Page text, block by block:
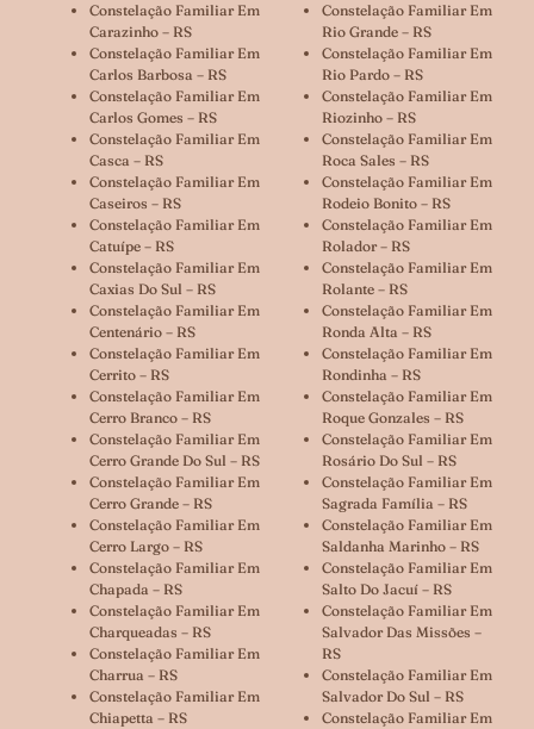
Constelação Familiar Em
Carazinho – RS
Constelação Familiar Em
Carlos Barbosa – RS
Constelação Familiar Em
Carlos Gomes – RS
Constelação Familiar Em
Casca – RS
Constelação Familiar Em
Caseiros – RS
Constelação Familiar Em
Catuípe – RS
Constelação Familiar Em
Caxias Do Sul – RS
Constelação Familiar Em
Centenário – RS
Constelação Familiar Em
Cerrito – RS
Constelação Familiar Em
Cerro Branco – RS
Constelação Familiar Em
Cerro Grande Do Sul – RS
Constelação Familiar Em
Cerro Grande – RS
Constelação Familiar Em
Cerro Largo – RS
Constelação Familiar Em
Chapada – RS
Constelação Familiar Em
Charqueadas – RS
Constelação Familiar Em
Charrua – RS
Constelação Familiar Em
Chiapetta – RS
Constelação Familiar Em
Rio Grande – RS
Constelação Familiar Em
Rio Pardo – RS
Constelação Familiar Em
Riozinho – RS
Constelação Familiar Em
Roca Sales – RS
Constelação Familiar Em
Rodeio Bonito – RS
Constelação Familiar Em
Rolador – RS
Constelação Familiar Em
Rolante – RS
Constelação Familiar Em
Ronda Alta – RS
Constelação Familiar Em
Rondinha – RS
Constelação Familiar Em
Roque Gonzales – RS
Constelação Familiar Em
Rosário Do Sul – RS
Constelação Familiar Em
Sagrada Família – RS
Constelação Familiar Em
Saldanha Marinho – RS
Constelação Familiar Em
Salto Do Jacuí – RS
Constelação Familiar Em
Salvador Das Missões –
RS
Constelação Familiar Em
Salvador Do Sul – RS
Constelação Familiar Em